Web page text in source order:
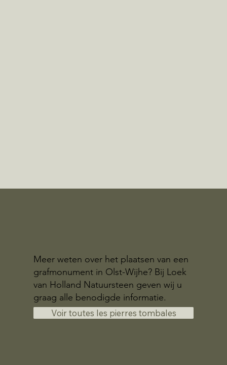
Meer weten over het plaatsen van een
grafmonument in Olst-Wijhe? Bij Loek
van Holland Natuursteen geven wij u
graag alle benodigde informatie.
Voir toutes les pierres tombales